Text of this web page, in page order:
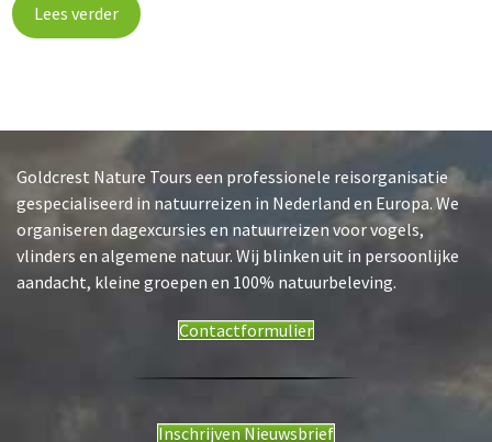
Lees verder
Goldcrest Nature Tours een professionele reisorganisatie
gespecialiseerd in natuurreizen in Nederland en Europa. We
organiseren dagexcursies en natuurreizen voor vogels,
vlinders en algemene natuur. Wij blinken uit in persoonlijke
aandacht, kleine groepen en 100% natuurbeleving.
Contactformulier
Inschrijven Nieuwsbrief